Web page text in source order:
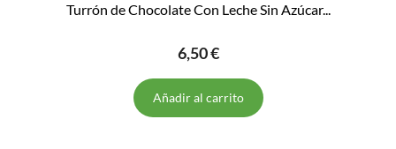
Turrón de Chocolate Con Leche Sin Azúcar...
6,50 €
Añadir al carrito